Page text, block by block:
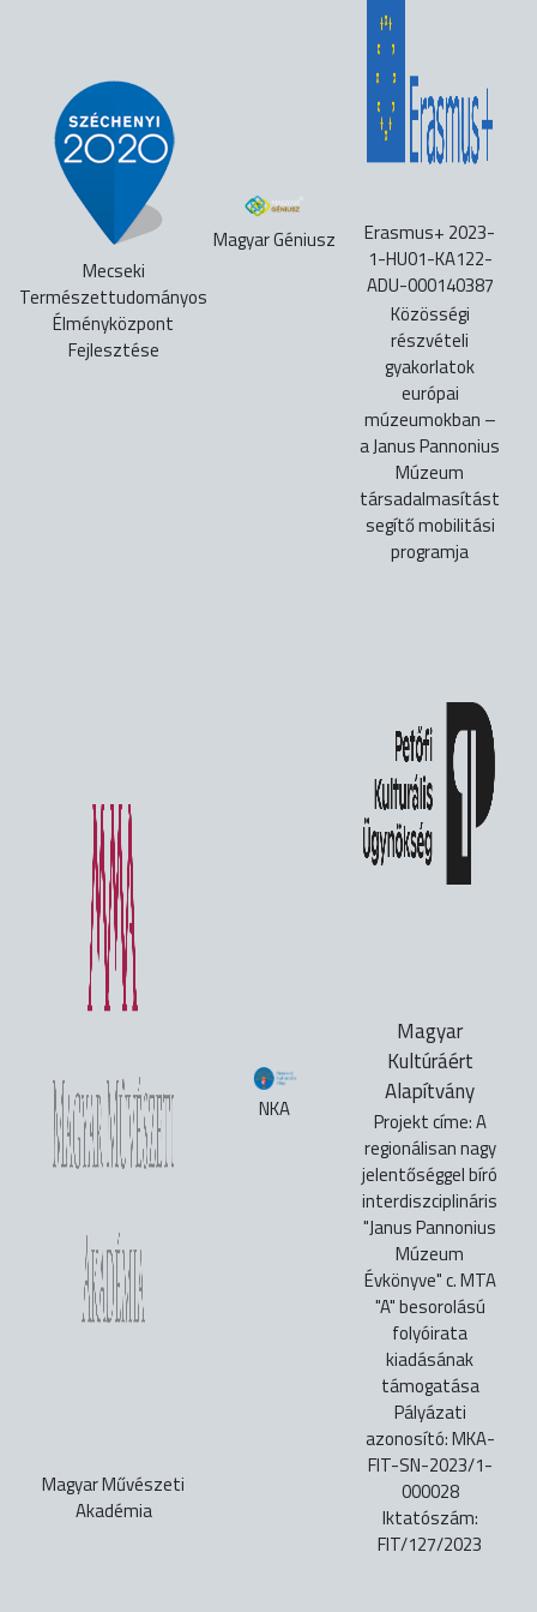
Mecseki
Természettudományos
Élményközpont
Fejlesztése
Magyar Géniusz
Erasmus+ 2023-
1-HU01-KA122-
ADU-000140387
Közösségi
részvételi
gyakorlatok
európai
múzeumokban –
a Janus Pannonius
Múzeum
társadalmasítást
segítő mobilitási
programja
Magyar Művészeti
Akadémia
NKA
Magyar
Kultúráért
Alapítvány
Projekt címe: A
regionálisan nagy
jelentőséggel bíró
interdiszciplináris
"Janus Pannonius
Múzeum
Évkönyve" c. MTA
"A" besorolású
folyóirata
kiadásának
támogatása
Pályázati
azonosító: MKA-
FIT-SN-2023/1-
000028
Iktatószám:
FIT/127/2023